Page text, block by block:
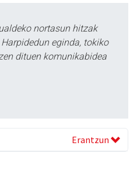
nortasun hitzak
eginda, tokiko
dituen komunikabidea
Erantzun